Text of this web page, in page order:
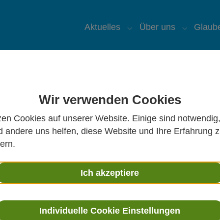
Wir verwenden Cookies
Cookies auf unserer Website. Einige sind notwendig,
andere uns helfen, diese Website und Ihre Erfahrung
Ich akzeptiere
Individuelle Cookie Einstellungen
Aktuelles
Submenu for
Über uns
St. Ursula auf Facebook
St. Ursula auf YouTube